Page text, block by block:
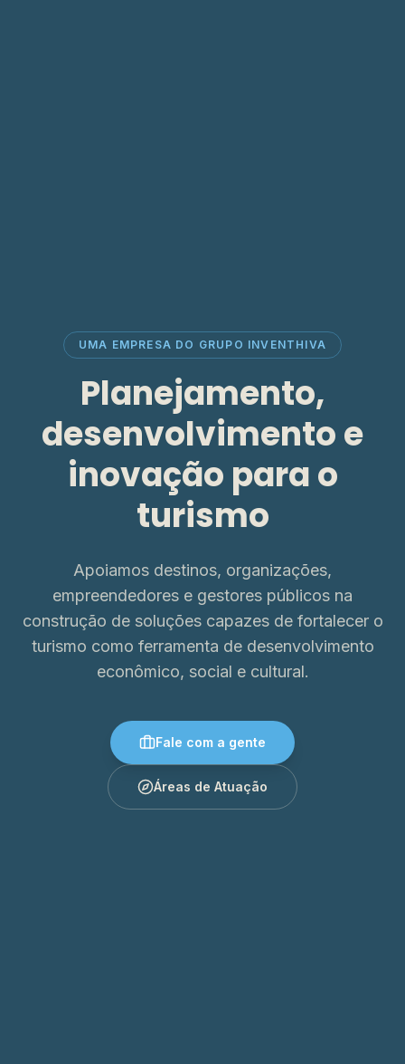
UMA EMPRESA DO GRUPO INVENTHIVA
Planejamento,
desenvolvimento e
inovação para o
turismo
Apoiamos destinos, organizações,
empreendedores e gestores públicos na
construção de soluções capazes de fortalecer o
turismo como ferramenta de desenvolvimento
econômico, social e cultural.
Fale com a gente
Áreas de Atuação